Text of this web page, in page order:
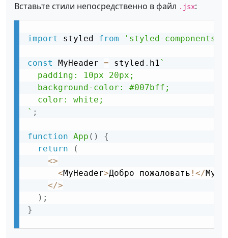
Вставьте стили непосредственно в файл .jsx:
import styled from 'styled-components'
const MyHeader = styled . h1 `
  padding: 10px 20px;
  background-color: #007bff;
  color: white;
` ;
function App ( )
{
return
(
<>
<MyHeader>Добро пожаловать ! </
</>
) ;
}